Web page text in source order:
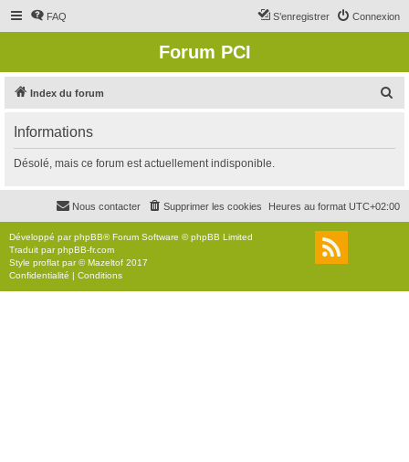
FAQ Connexion
S’enregistrer
Forum PCI
Index du forum
r
c
r
Informations
Désolé, mais ce forum est actuellement indisponible.
Heures au format UTC+02:00
Supprimer les cookies
Nous contacter
Développé parphpBB® Forum Software © phpBB Limited
Traduit parphpBB-fr.com
Style proflat par ©Mazeltof 2017
Confidentialité | Conditions